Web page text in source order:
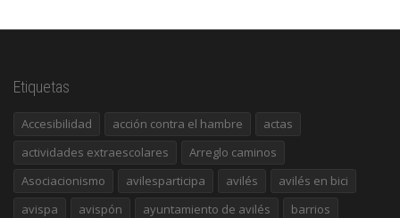
Etiquetas
Accesibilidad acción contra el hambre
actas
actividades extraescolares
Arreglo caminos
Asociacionismo
avilesparticipa avilés
avilés en bici
avispa
avispón ayuntamiento de avilés
barrios